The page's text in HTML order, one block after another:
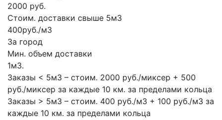
2000 руб.
Стоим. доставки свыше 5м3
400руб./м3
За город
Мин. объем доставки
1м3.
Заказы < 5м3 – стоим. 2000 руб./миксер + 500
руб./миксер за каждые 10 км. за пределами кольца
Заказы > 5м3 – стоим. 400 руб./м3 + 100 руб./м3 за
каждые 10 км. за пределами кольца